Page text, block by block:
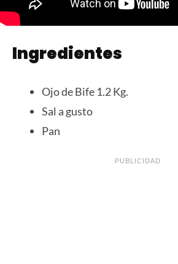
Ingredientes
Ojo de Bife 1.2 Kg.
Sal a gusto
Pan
PUBLICIDAD